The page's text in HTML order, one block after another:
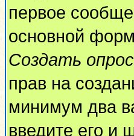
первое
основной
Создать опрос
прав на
минимум два
введите его и